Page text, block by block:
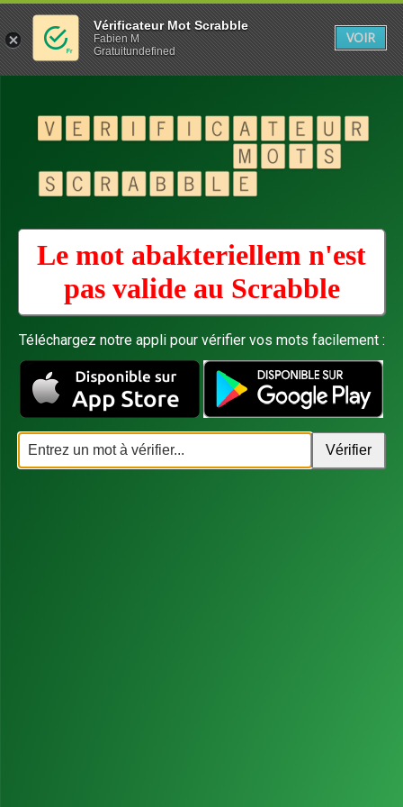
Le mot abakteriellem n'est
pas valide au Scrabble
Téléchargez notre appli pour vérifier vos mots facilement :
Vérificateur Mot Scrabble
Fabien M
Gratuitundefined
VOIR